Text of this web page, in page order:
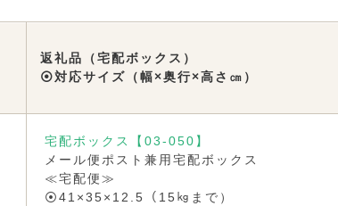
返礼品（宅配ボックス）
⦿対応サイズ（幅×奥行×高さ㎝）
宅配ボックス【03-050】
メール便ポスト兼用宅配ボックス
≪宅配便≫
⦿41×35×12.5（15㎏まで）